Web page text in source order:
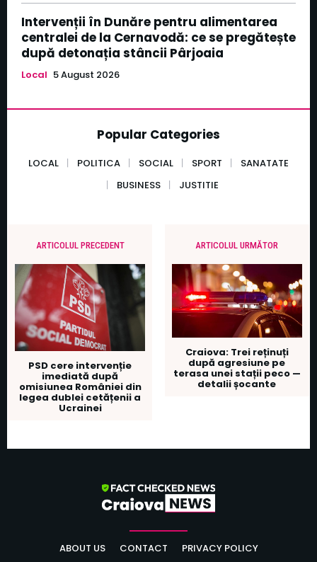
Intervenții în Dunăre pentru alimentarea
centralei de la Cernavodă: ce se pregătește
după detonația stâncii Pârjoaia
Local 5 August 2026
Popular Categories
LOCAL POLITICA SOCIAL SPORT
SANATATE
BUSINESS
JUSTITIE
ARTICOLUL PRECEDENT
PSD cere intervenție
imediată după
omisiunea României din
legea dublei cetățenii a
Ucrainei
ARTICOLUL URMĂTOR
Craiova: Trei reținuți
după agresiune pe
terasa unei stații peco —
detalii șocante
ABOUT US CONTACT PRIVACY POLICY